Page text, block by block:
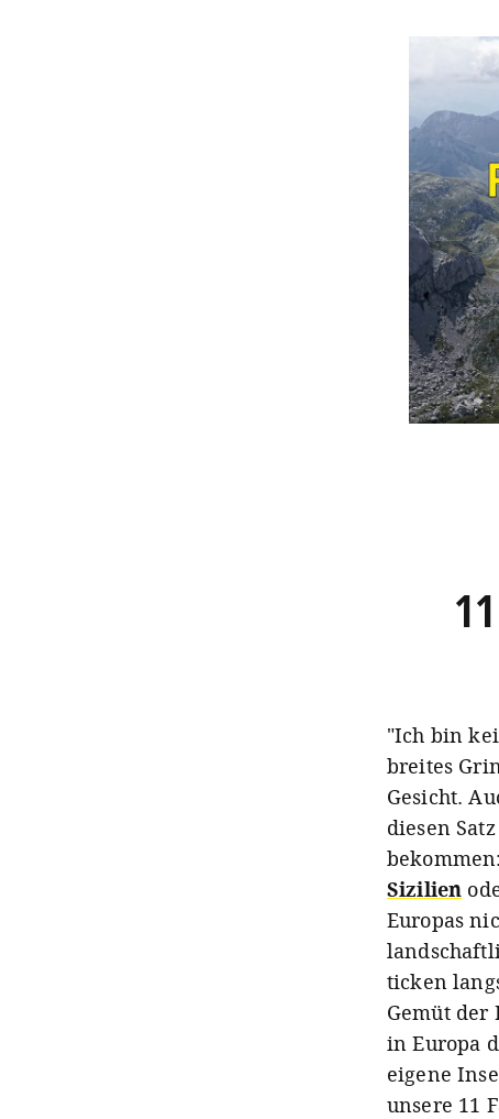
"Ich bin
breites
Gesicht.
diesen
Sizilien
Europas
ticken
Gemüt
in Europa
eigene
unsere 11